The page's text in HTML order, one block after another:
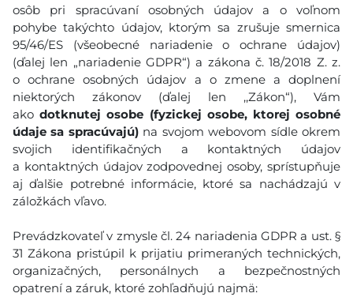
osôb pri spracúvaní osobných údajov a o voľnom
pohybe takýchto údajov, ktorým sa zrušuje smernica
95/46/ES (všeobecné nariadenie o ochrane údajov)
(ďalej len „nariadenie GDPR“) a zákona č. 18/2018 Z. z.
o ochrane osobných údajov a o zmene a doplnení
niektorých zákonov (ďalej len ,,Zákon“), Vám
akodotknutej osobe (fyzickej osobe, ktorej osobné
údaje sa spracúvajú)na svojom webovom sídle okrem
svojich identifikačných a kontaktných údajov
a kontaktných údajov zodpovednej osoby, sprístupňuje
aj ďalšie potrebné informácie, ktoré sa nachádzajú v
záložkách vľavo.
Prevádzkovateľ v zmysle čl. 24 nariadenia GDPR a ust. §
31 Zákona pristúpil k prijatiu primeraných technických,
organizačných, personálnych a bezpečnostných
opatrení a záruk, ktoré zohľadňujú najmä: